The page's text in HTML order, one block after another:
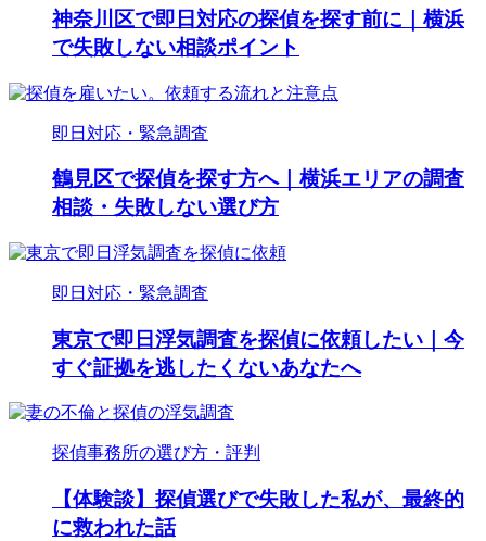
神奈川区で即日対応の探偵を探す前に｜横浜
で失敗しない相談ポイント
即日対応・緊急調査
鶴見区で探偵を探す方へ｜横浜エリアの調査
相談・失敗しない選び方
即日対応・緊急調査
東京で即日浮気調査を探偵に依頼したい｜今
すぐ証拠を逃したくないあなたへ
探偵事務所の選び方・評判
【体験談】探偵選びで失敗した私が、最終的
に救われた話